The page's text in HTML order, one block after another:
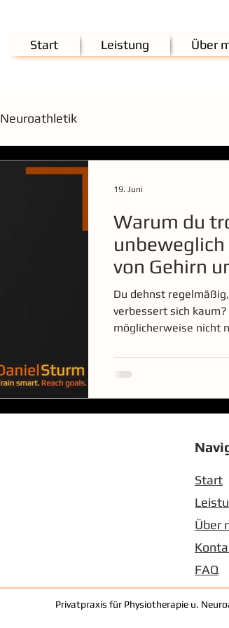
Start Leistung Über
Neuroathletik
Warum du
von Gehirn
Du dehnst
verbessert sich
möglicherweise nicht
viel Bewegung es
einfach nur eine
entsteht aus dem
Muskeln, Faszien,
Gehirn gibt
19. Juni
Start
Über
FAQ
Privatpraxis für Physiotherapie u.